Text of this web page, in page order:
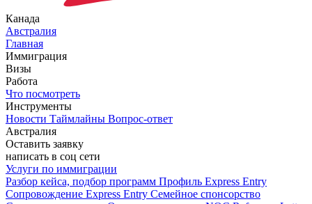
Канада
Австралия
Главная
Иммиграция
Визы
Работа
Что посмотреть
Инструменты
Новости Таймлайны Вопрос-ответ
Австралия
Оставить заявку
написать в соц сети
Услуги по иммиграции
Разбор кейса, подбор программ Профиль Express Entry
Сопровождение Express Entry Семейное спонсорство